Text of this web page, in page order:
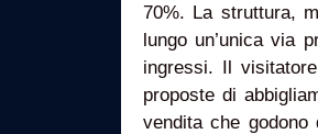
70%. La struttura,
lungo un’unica via
ingressi. Il
proposte di
vendita che